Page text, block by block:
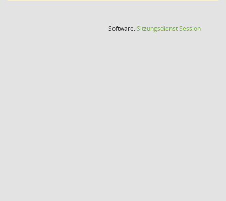
Software:SitzungsdienstSession(Wird in